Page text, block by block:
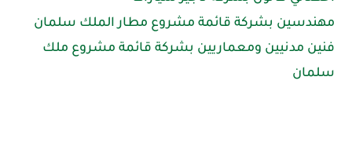
مهندسين بشركة قائمة مشروع مطار الملك سلمان
فنين مدنيين ومعماريين بشركة قائمة مشروع ملك
سلمان